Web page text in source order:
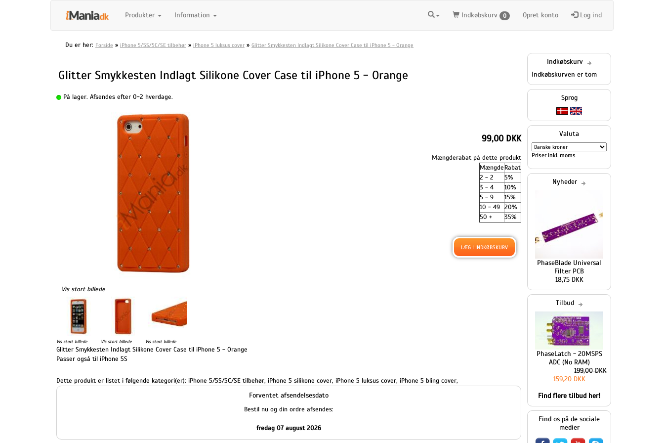
Produkter Information Indkøbskurv 0 Opret konto Log ind
Du er her: Forside » iPhone 5/5S/5C/SE tilbehør » iPhone 5 luksus cover » Glitter Smykkesten Indlagt Silikone Cover Case til iPhone 5 - Orange
Glitter Smykkesten Indlagt Silikone Cover Case til iPhone 5 - Orange
På lager. Afsendes efter 0-2 hverdage.
Vis stort billede
99,00 DKK
Mængderabat på dette produkt
MængdeRabat
2 - 2
5%
3 - 4
10%
5 - 9
15%
10 - 49 20%
50 +
35%
Vis stort billede Vis stort billede Vis stort billede
Glitter Smykkesten Indlagt Silikone Cover Case til iPhone 5 - Orange
Passer også til iPhone 5S
Dette produkt er listet i følgende kategori(er): iPhone 5/5S/5C/SE tilbehør, iPhone 5 silikone cover, iPhone 5 luksus cover, iPhone 5 bling cover,
Forventet afsendelsesdato
Bestil nu og din ordre afsendes:
fredag 07 august 2026
Indkøbskurv
Indkøbskurven er tom
Sprog
Valuta
Priser inkl. moms
Nyheder
PhaseBlade Universal
Filter PCB
18,75 DKK
Tilbud
PhaseLatch - 20MSPS
ADC (No RAM)
199,00 DKK
159,20 DKK
Find flere tilbud her!
Find os på de sociale
medier